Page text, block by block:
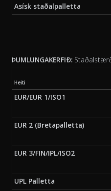
Asísk staðalpalletta
ÞUMLUNGAKERFIÐ:
Heiti
EUR/EUR 1/ISO1
EUR 2 (Bretapalletta)
EUR 3/FIN/IPL/ISO2
UPL Palletta